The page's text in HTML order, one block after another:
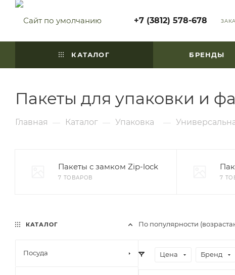
+7 (3812) 578-678
КАТАЛОГ БРЕНДЫ
Пакеты для упаковки и
Главная — Каталог — Упаковка —
Пакеты с замком Zip-lock
7 ТОВАРОВ 7
По популярности
Цена Бренд
КАТАЛОГ
Посуда